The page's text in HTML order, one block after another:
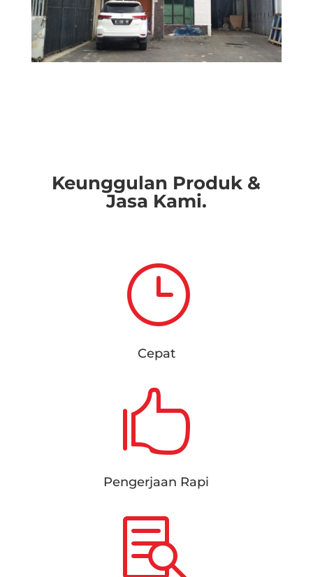
Keunggulan Produk &
Jasa Kami.
}
Cepat

Pengerjaan Rapi
